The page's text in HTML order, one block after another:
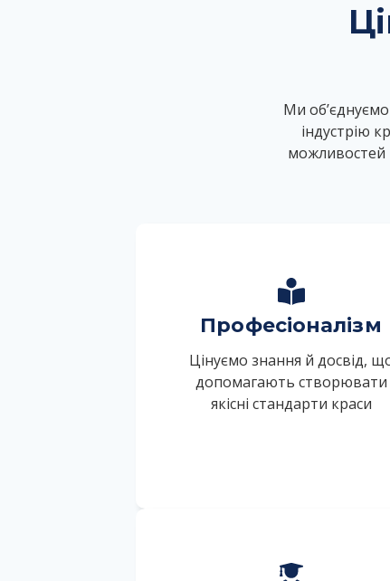
Ми
індустрію
можливостей
Професіоналізм
Цінуємо знання й досвід,
допомагають створювати
якісні стандарти краси